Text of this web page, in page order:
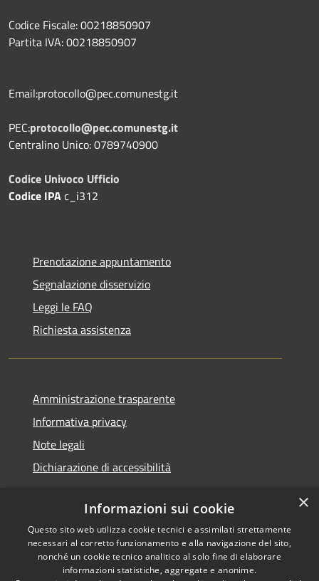
Codice Fiscale: 00218850907
Partita IVA: 00218850907
Email:protocollo@pec.comunestg.it
PEC:protocollo@pec.comunestg.it
Centralino Unico: 0789740900
Codice Univoco Ufficio
Codice IPAc_i312
Prenotazione appuntamento
Segnalazione disservizio
Leggi le FAQ
Richiesta assistenza
Amministrazione trasparente
Informativa privacy
Note legali
Dichiarazione di accessibilità
RSS
Accessibilità
Copyright © 2026 • Comune di
Santa Teresa Gallura •
Powered byMunicipium
×
Informazioni sui cookie
Questo sito web utilizza cookie tecnici e assimilati strettamente
necessari al corretto funzionamento e alla navigazione del sito,
nonché un cookie tecnico analitico al solo fine di elaborare
informazioni statistiche, aggregate e anonime.